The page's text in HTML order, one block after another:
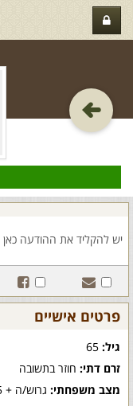
פרטים אישיים
גיל:
זרם דתי: חוזר בתשובה
מצב משפחתי: גרוש/ה + 5+